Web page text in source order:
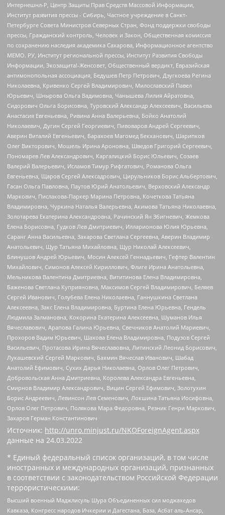
Интернешнл-Р, Центр Защиты Прав Средств Массовой Информации,
Институт развития прессы - Сибирь, Частное учреждение в Санкт-
Петербурге Совета Министров Северных Стран, Фонд поддержки свободы
прессы, Гражданский контроль, Человек и Закон, Общественная комиссия
по сохранению наследия академика Сахарова, Информационное агентство
МЕМО. РУ, Институт региональной прессы, Институт Развития Свободы
Информации, Экозащита!-Женсовет, Общественный вердикт, Евразийская
антимонопольная ассоциация, Бедушев Петр Петрович, Дзугкоева Регина
Николаевна, Кривенко Сергей Владимирович, Милославский Павел
Юрьевич, Шнырова Ольга Вадимовна, Чанышева Лилия Айратовна,
Сидорович Ольга Борисовна, Туровский Александр Алексеевич, Васильева
Анастасия Евгеньевна, Ривина Анна Валерьевна, Бойко Анатолий
Николаевич, Дугин Сергей Георгиевич, Пивоваров Андрей Сергеевич,
Аверин Виталий Евгеньевич, Барахоев Магомед Бекханович, Шарипков
Олег Викторович, Мошель Ирина Ароновна, Шведов Григорий Сергеевич,
Пономарев Лев Александрович, Каргалицкий Борис Юльевич, Созаев
Валерий Валерьевич, Исламов Тимур Рифгатович, Романова Ольга
Евгеньевна, Щаров Сергей Алексадрович, Цирульников Борис Альбертович,
Гасан Ольга Павловна, Паутов Юрий Анатольевич, Верховский Александр
Маркович, Пислакова-Паркер Марина Петровна, Кочеткова Татьяна
Владимировна, Чуркина Наталья Валерьевна, Акимова Татьяна Николаевна,
Золотарева Екатерина Александровна, Рачинский Ян Збигневич, Жемкова
Елена Борисовна, Гудков Лев Дмитриевич, Илларионова Юлия Юрьевна,
Саранг Анна Васильевна, Захарова Светлана Сергеевна, Аверин Владимир
Анатольевич, Щур Татьяна Михайловна, Щур Николай Алексеевич,
Блинушов Андрей Юрьевич, Мосин Алексей Геннадьевич, Гефтер Валентин
Михайлович, Симонов Алексей Кириллович, Флиге Ирина Анатольевна,
Мельникова Валентина Дмитриевна, Вититинова Елена Владимировна,
Баженова Светлана Куприяновна, Максимов Сергей Владимирович, Беляев
Сергей Иванович, Голубева Елена Николаевна, Ганнушкина Светлана
Алексеевна, Закс Елена Владимировна, Буртина Елена Юрьевна, Гендель
Людмила Залмановна, Кокорина Екатерина Алексеевна, Шуманов Илья
Вячеславович, Арапова Галина Юрьевна, Свечников Анатолий Мариевич,
Прохоров Вадим Юрьевич, Шахова Елена Владимировна, Подузов Сергей
Васильевич, Протасова Ирина Вячеславовна, Литинский Леонид Борисович,
Лукашевский Сергей Маркович, Бахмин Вячеслав Иванович, Шабад
Анатолий Ефимович, Сухих Дарья Николаевна, Орлов Олег Петрович,
Добровольская Анна Дмитриевна, Королева Александра Евгеньевна,
Смирнов Владимир Александрович, Вицин Сергей Ефимович, Золотухин
Борис Андреевич, Левинсон Лев Семенович, Локшина Татьяна Иосифовна,
Орлов Олег Петрович, Полякова Мара Федоровна, Резник Генри Маркович,
Захаров Герман Константинович
Источник: http://unro.minjust.ru/NKOForeignAgent.aspx
данные на 24.03.2022
* Единый федеральный список организаций, в том числе
иностранных и международных организаций, признанных
в соответствии с законодательством Российской Федерации
террористическими:
Высший военный Маджлисуль Шура Объединенных сил моджахедов
Кавказа, Конгресс народов Ичкерии и Дагестана, База, Асбат аль-Ансар,